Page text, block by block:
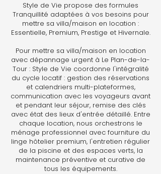
Style de Vie propose des formules
Tranquillité adaptées à vos besoins pour
mettre sa villa/maison en location :
Essentielle, Premium, Prestige et Hivernale.
Pour mettre sa villa/maison en location
avec dépannage urgent à Le Plan-de-la-
Tour : Style de Vie coordonne l'intégralité
du cycle locatif : gestion des réservations
et calendriers multi-plateformes,
communication avec les voyageurs avant
et pendant leur séjour, remise des clés
avec état des lieux d'entrée détaillé. Entre
chaque location, nous orchestrons le
ménage professionnel avec fourniture du
linge hôtelier premium, l'entretien régulier
de la piscine et des espaces verts, la
maintenance préventive et curative de
tous les équipements.